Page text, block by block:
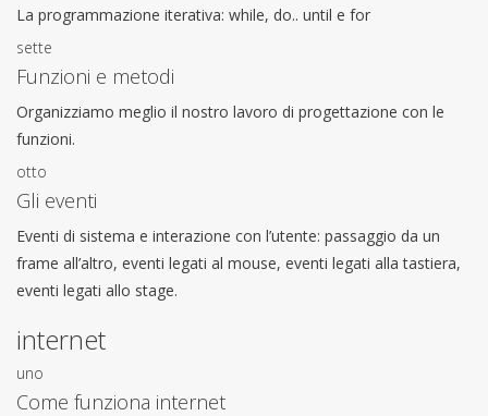
La programmazione iterativa: while, do.. until e for
sette
Funzioni e metodi
Organizziamo meglio il nostro lavoro di progettazione con le
funzioni.
otto
Gli eventi
Eventi di sistema e interazione con l’utente: passaggio da un
frame all’altro, eventi legati al mouse, eventi legati alla tastiera,
eventi legati allo stage.
internet
uno
Come funziona internet